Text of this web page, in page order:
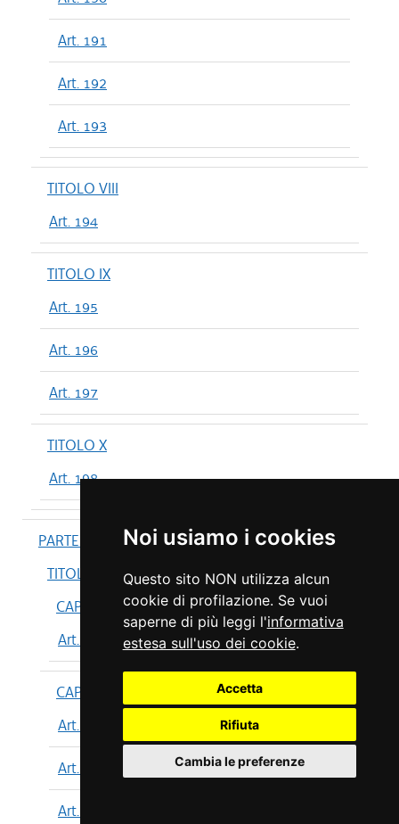
Noi usiamo i cookies
Questo sito NON utilizza alcun
cookie di profilazione. Se vuoi
saperne di più leggi l'informativa
estesa sull'uso dei cookie.
Accetta
Rifiuta
Cambia le preferenze
Art. 191
Art. 192
Art. 193
TITOLO VIII
Art. 194
TITOLO IX
Art. 195
Art. 196
Art. 197
TITOLO X
Art. 198
PARTE IV
TITOLO I
CAPO I
Art. 199
CAPO II
Art. 200
Art. 201
Art. 202